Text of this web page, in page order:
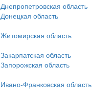
Днепропетровская область
Донецкая область
Житомирская область
Закарпатская область
Запорожская область
Ивано-Франковская область